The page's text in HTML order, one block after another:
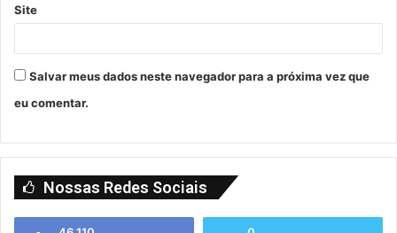
Site
Salvar meus dados neste navegador para a próxima vez que
eu comentar.
Nossas Redes Sociais